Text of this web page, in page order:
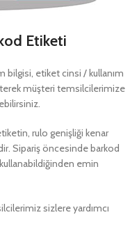
Etiketi
bilgisi, etiket cinsi / kullanım
müşteri temsilcilerimize
rulo genişliği kenar
Sipariş öncesinde barkod
kullanabildiğinden emin
sizlere yardımcı